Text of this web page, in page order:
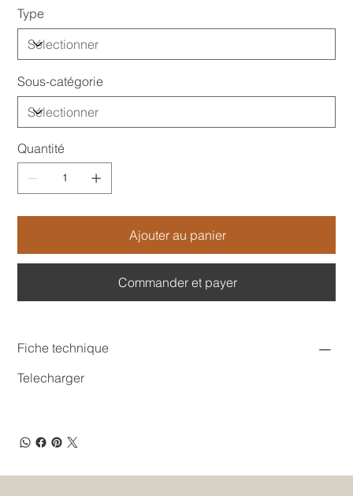
Type
Sous-catégorie
Quantité
Ajouter au panier
Commander et payer
Fiche technique
Telecharger